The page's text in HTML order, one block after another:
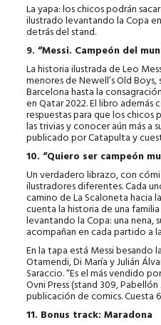
La yapa: los chicos podrán
ilustrado levantando la Copa
detrás del stand.
9. “Messi. Campeón del
La historia ilustrada de Leo
menores de Newell’s Old
Barcelona hasta la
en Qatar 2022. El libro
respuestas para que los chicos
las trivias y conocer aún más a
publicado por Catapulta y
10. “Quiero ser campeón
Un verdadero librazo, con
ilustradores diferentes. Cada
camino de La Scaloneta hacia
cuenta la historia de una
levantando la Copa: una nena,
acompañan en cada partido a
En la tapa está Messi besando
Otamendi, Di María y Julián
Saraccio. “Es el más vendido
Ovni Press (stand 309,
publicación de comics. Cuesta
11. Bonus track: Maradona